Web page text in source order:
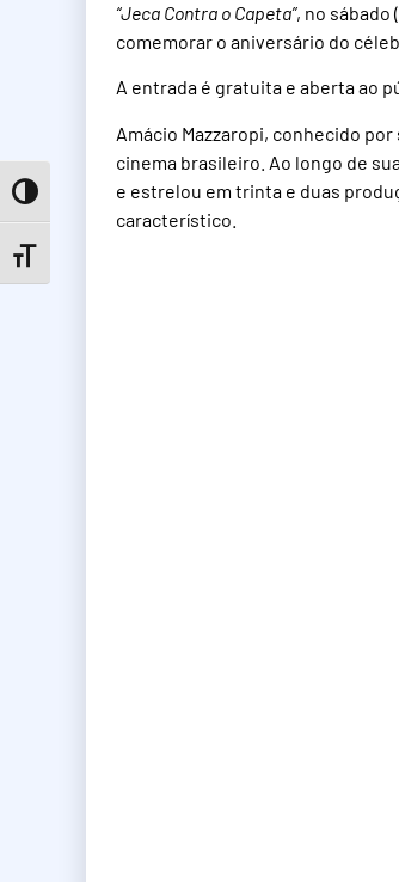
Toggle High Contrast
Toggle Font size
“Jeca Contra o Capeta”, no sábado
comemorar o aniversário do
A entrada é gratuita e aberta ao
Amácio Mazzaropi, conhecido por
cinema brasileiro. Ao longo de
e estrelou em trinta e duas
característico.